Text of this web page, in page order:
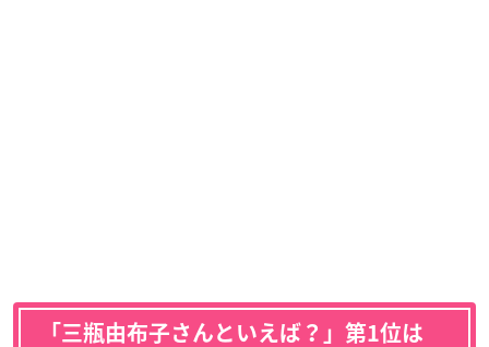
「三瓶由布子さんといえば？」第1位は